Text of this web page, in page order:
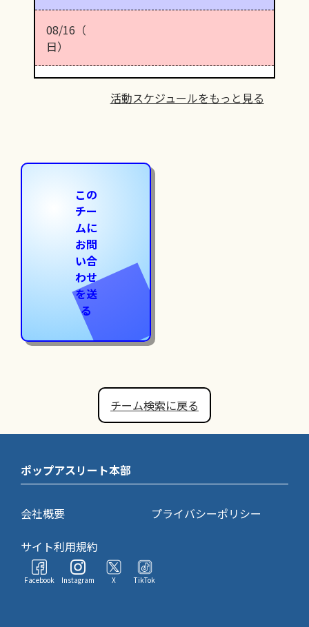
08/16（
日）
活動スケジュールをもっと見る
この
チー
ムに
お問
い合
わせ
を送
る
チーム検索に戻る
ポップアスリート本部
会社概要
プライバシーポリシー
サイト利用規約
Facebook Instagram X TikTok